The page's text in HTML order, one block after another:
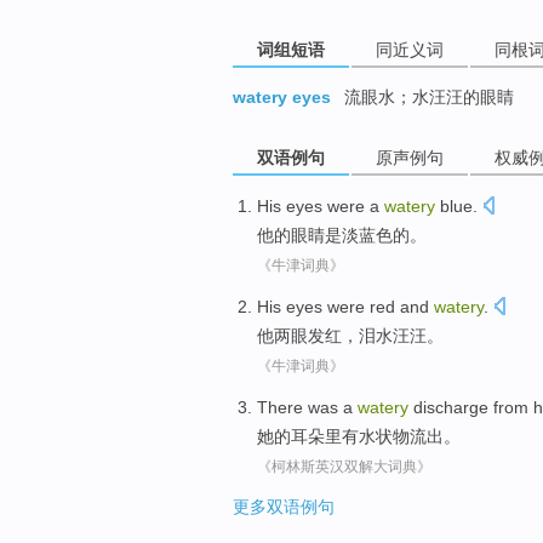
词组短语 同近义词 同根词
watery eyes 流眼水；水汪汪的眼睛
双语例句 原声例句 权威
His eyes were a watery blue
他的眼睛是淡蓝色的。
《牛津词典》
His eyes were red and watery.
他两眼发红 ， 泪水汪汪。
《牛津词典》
There was a watery discharge from
她的耳朵里有水状物流出。
《柯林斯英汉双解大词典》
更多双语例句